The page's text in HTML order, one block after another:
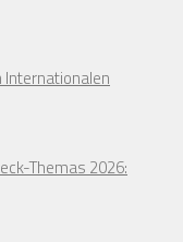
Internationalen
Themas 2026: